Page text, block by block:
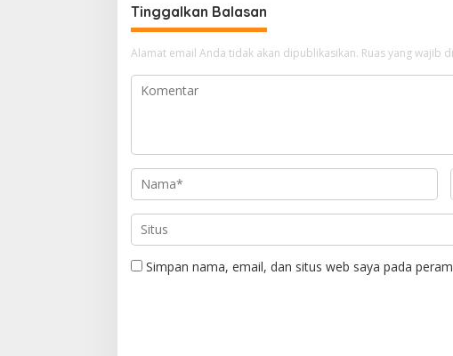
Tinggalkan Balasan
Alamat email Anda tidak akan dipublikasikan. Ruas yang wajib
Simpan nama, email, dan situs web saya pada